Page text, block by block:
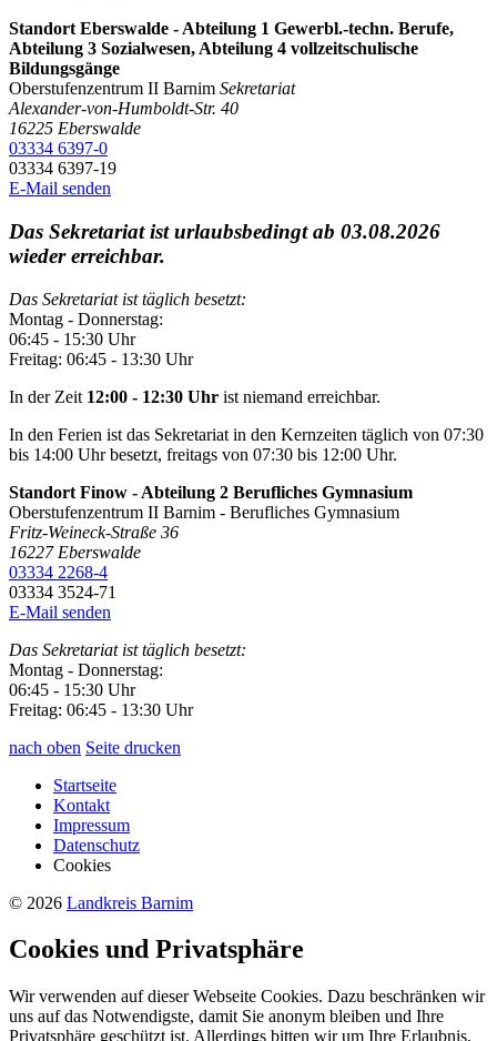
Standort Eberswalde - Abteilung 1 Gewerbl.-techn. Berufe,
Abteilung 3 Sozialwesen, Abteilung 4 vollzeitschulische
Bildungsgänge
Oberstufenzentrum II Barnim Sekretariat
Alexander-von-Humboldt-Str. 40
16225 Eberswalde
03334 6397-0
03334 6397-19
E-Mail senden
Das Sekretariat ist urlaubsbedingt ab 03.08.2026
wieder erreichbar.
Das Sekretariat ist täglich besetzt:
Montag - Donnerstag:
06:45 - 15:30 Uhr
Freitag: 06:45 - 13:30 Uhr
In der Zeit 12:00 - 12:30 Uhr ist niemand erreichbar.
In den Ferien ist das Sekretariat in den Kernzeiten täglich von 07:30
bis 14:00 Uhr besetzt, freitags von 07:30 bis 12:00 Uhr.
Standort Finow - Abteilung 2 Berufliches Gymnasium
Oberstufenzentrum II Barnim - Berufliches Gymnasium
Fritz-Weineck-Straße 36
16227 Eberswalde
03334 2268-4
03334 3524-71
E-Mail senden
Das Sekretariat ist täglich besetzt:
Montag - Donnerstag:
06:45 - 15:30 Uhr
Freitag: 06:45 - 13:30 Uhr
nach oben Seite drucken
Startseite
Kontakt
Impressum
Datenschutz
Cookies
© 2026 Landkreis Barnim
Cookies und Privatsphäre
Wir verwenden auf dieser Webseite Cookies. Dazu beschränken wir
uns auf das Notwendigste, damit Sie anonym bleiben und Ihre
Privatsphäre geschützt ist. Allerdings bitten wir um Ihre Erlaubnis,